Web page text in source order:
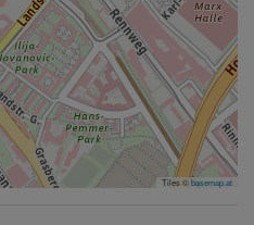
Tiles ©basemap.at